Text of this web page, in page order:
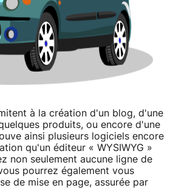
à la création d'un blog, d'une
produits, ou encore d'une
ainsi plusieurs logiciels encore
qu'un éditeur « WYSIWYG »
non seulement aucune ligne de
pourrez également vous
de mise en page, assurée par